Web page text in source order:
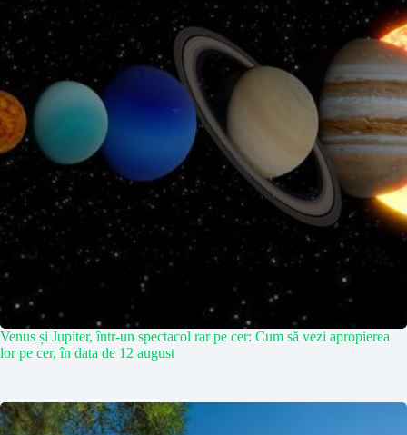
Venus și Jupiter, într-un spectacol rar pe cer: Cum să vezi apropierea
lor pe cer, în data de 12 august